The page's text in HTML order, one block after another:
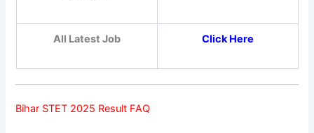
All Latest Job Click Here
Bihar STET 2025 Result FAQ